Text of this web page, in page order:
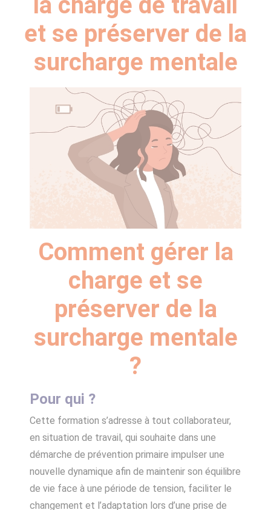
et se préserver de la
surcharge mentale
Comment gérer la
charge et se
préserver de la
surcharge mentale
?
Pour qui ?
Cette formation s’adresse à tout collaborateur,
en situation de travail, qui souhaite dans une
démarche de prévention primaire impulser une
nouvelle dynamique afin de maintenir son équilibre
de vie face à une période de tension, faciliter le
changement et l’adaptation lors d’une prise de